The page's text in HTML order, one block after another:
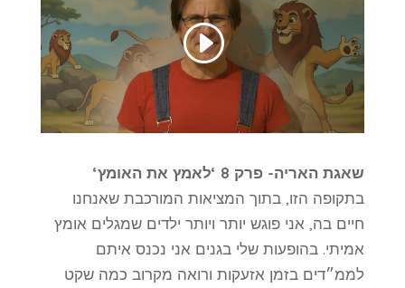
שאגת האריה- פרק 8 ‘לאמץ את האומץ‘
בתקופה הזו, בתוך המציאות המורכבת שאנחנו
חיים בה, אני פוגש יותר ויותר ילדים שמגלים אומץ
אמיתי. בהופעות שלי בגנים אני נכנס איתם
לממ״דים בזמן אזעקות ורואה מקרוב כמה שקט